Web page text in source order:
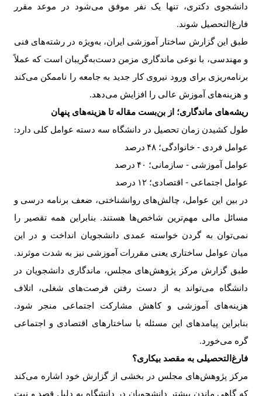
دانشجوی دکتری، تنها یک نفر موفق می‌شود در موعد مقرر
فارغ‌التحصیل شوند.
طبق این گزارش ساختار آموزشی ایران، به‌ویژه در رشته‌های فنی
و مهندسی، با نوعی ماندگاری مزمن دست‌به‌گریبان است که عملاً
برنامه‌ریزی برای ورود نیروی کار جدید به جامعه را ناممکن می‌کند
و هزینه‌های آموزش عالی را افزایش می‌دهد.
ریشه‌های ماندگاری؛ از بن‌بست مقاله تا هزینه‌های پنهان
طول کشیدن زمان تحصیل در دانشگاه‌ سه دسته عوامل کلی دارد:
عوامل فردی - خانوادگی؛ ۴۸ درصد
عوامل آموزشی - سازمانی؛ ۴۰ درصد
عوامل اجتماعی - اقتصادی؛ ۱۲ درصد
در بین این عوامل، چالش‌های روانشناختی، ضعف برنامه درسی و
مسائل مالی مهم‌ترین شاخص‌‌ها هستند. بنابراین همه تقصیر را
نمی‌توان به گردن خواسته عمدی دانشجویان انداخت و در این
میان عوامل ساختاری یعنی مقررات آموزشی نیز به شدت موثرند.
طبق گزارش مرکز پژوهش‌های مجلس، ماندگاری دانشجویان در
دانشگاه می‌تواند به از دست رفتن فرصت‌های شغلی، اتلاف
هزینه‌های آموزشی و کاهش مشارکت اجتماعی منجر شود.
بنابراین پیامدهای این مسئله با ساختارهای اقتصادی و اجتماعی
گره می‌خورد.
فارغ‌التحصیلی به مقصد بیکاری؟
مرکز پژوهش‌های مجلس در بخشی از گزارش خود اشاره می‌کند
که گاهی ماندن بیشتر دانشجویان در دانشگاه به دلیل قصد و نیت